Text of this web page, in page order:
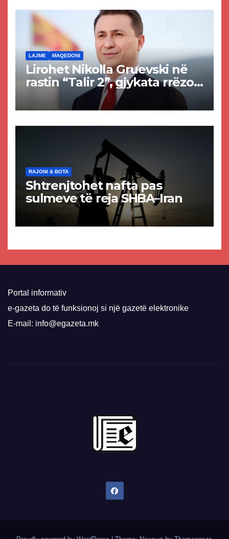
LAJME MAQEDONI
Lirohet Nikolla Gruevski në
rastin “Talir 2”, gjykata rrëzon
akuzat për ndërtimin e
paligjshëm të selisë së
RAJONI & BOTA
Shtrenjtohet nafta pas
sulmeve të reja SHBA–Iran
Portal informativ
e-gazeta do të funksionoj si një gazetë elektronike
E-mail: info@egazeta.mk